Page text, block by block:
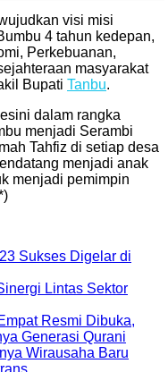
visi misi
4 tahun kedepan,
Perkebuanan,
masyarakat
Bupati Tanbu.
dalam rangka
menjadi Serambi
Tahfiz di setiap desa
menjadi anak
menjadi pemimpin
Sukses Digelar di
Lintas Sektor
Resmi Dibuka,
Generasi Qurani
Wirausaha Baru